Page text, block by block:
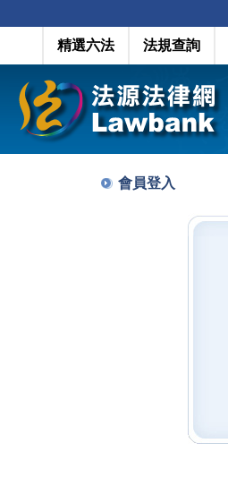
精選六法 法規查詢
會員登入